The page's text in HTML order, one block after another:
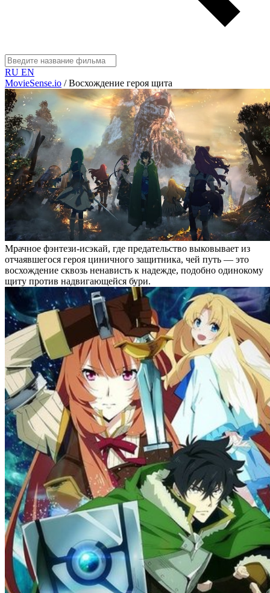
RU EN
MovieSense.io / Восхождение героя щита
Мрачное фэнтези-исэкай, где предательство выковывает из
отчаявшегося героя циничного защитника, чей путь — это
восхождение сквозь ненависть к надежде, подобно одинокому
щиту против надвигающейся бури.